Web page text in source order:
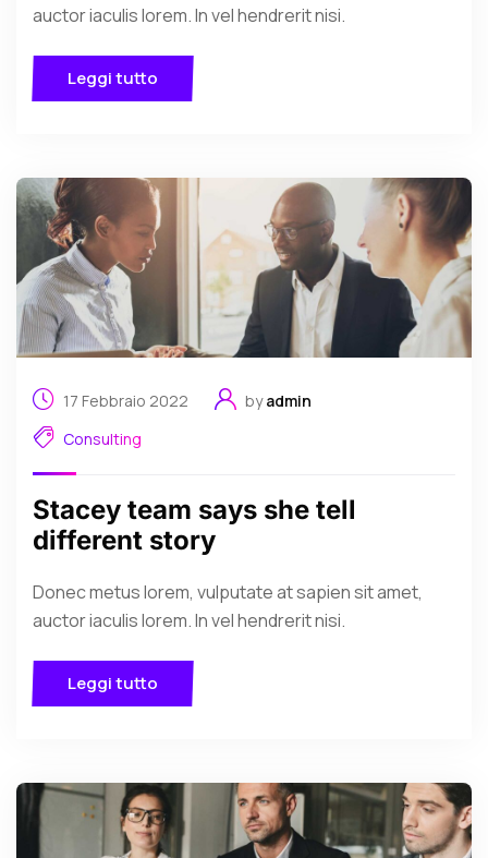
auctor iaculis lorem. In vel hendrerit nisi.
Leggi tutto
17 Febbraio 2022 byadmin
Consulting
Stacey team says she tell
different story
Donec metus lorem, vulputate at sapien sit amet,
auctor iaculis lorem. In vel hendrerit nisi.
Leggi tutto